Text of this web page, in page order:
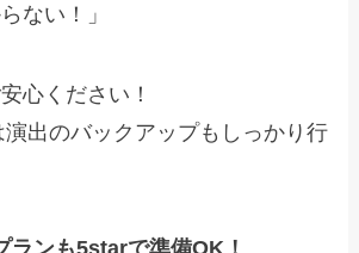
ない！」
心ください！
出のバックアップもしっかり行